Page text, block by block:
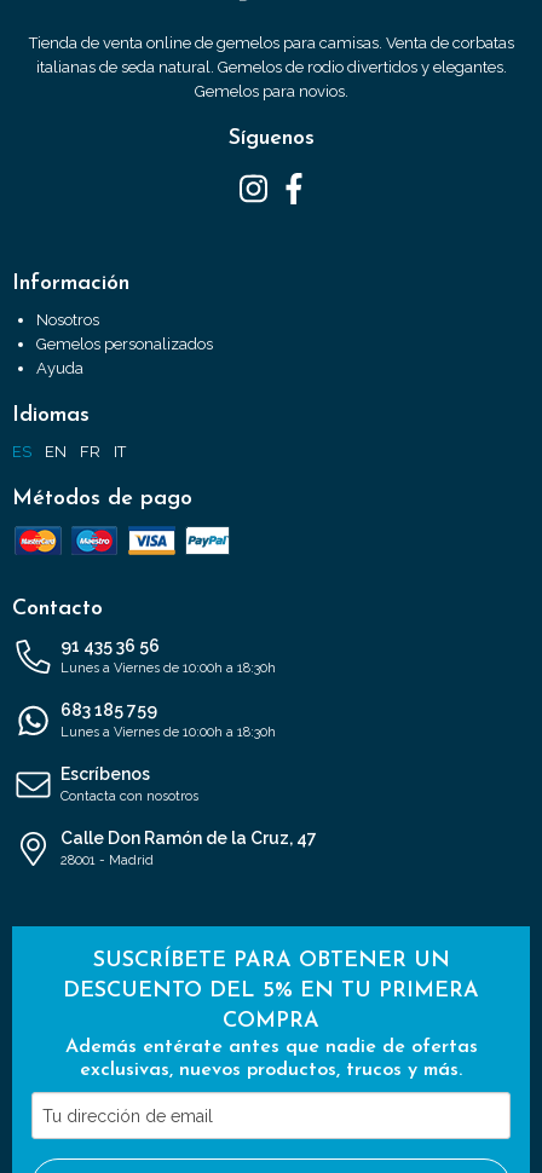
Tienda de venta online de gemelos para camisas. Venta de corbatas
italianas de seda natural. Gemelos de rodio divertidos y elegantes.
Gemelos para novios.
Síguenos
Información
Nosotros
Gemelos personalizados
Ayuda
Idiomas
ES EN FR IT
Métodos de pago
Contacto
91 435 36 56
Lunes a Viernes de 10:00h a 18:30h
683 185 759
Lunes a Viernes de 10:00h a 18:30h
Escríbenos
Contacta con nosotros
Calle Don Ramón de la Cruz, 47
28001 - Madrid
SUSCRÍBETE PARA OBTENER UN
DESCUENTO DEL 5% EN TU PRIMERA
COMPRA
Además entérate antes que nadie de ofertas
exclusivas, nuevos productos, trucos y más.
Tu
dirección
de